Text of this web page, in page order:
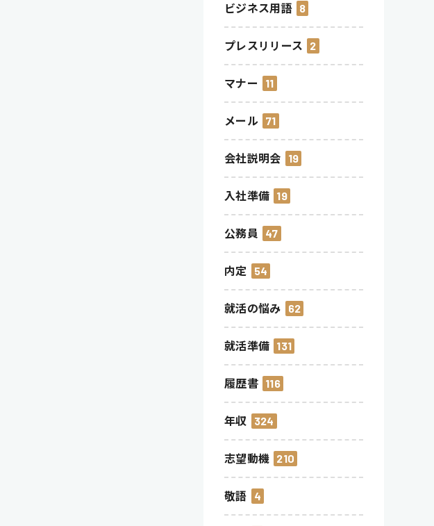
ビジネス用語 8
プレスリリース 2
マナー 11
メール 71
会社説明会 19
入社準備 19
公務員 47
内定 54
就活の悩み 62
就活準備 131
履歴書 116
年収 324
志望動機 210
敬語 4